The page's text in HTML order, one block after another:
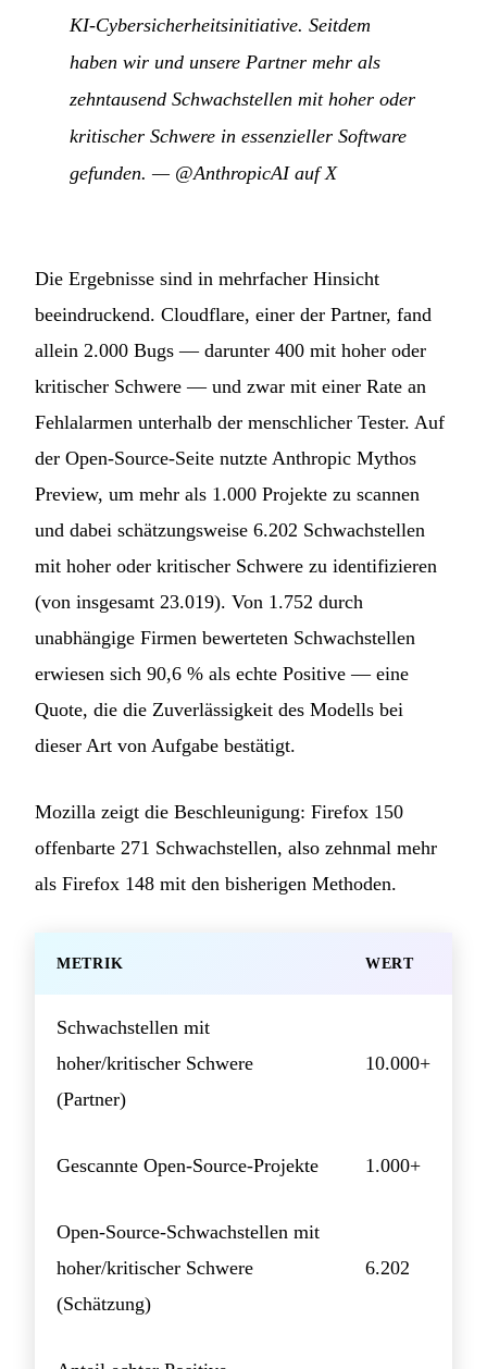
KI-Cybersicherheitsinitiative. Seitdem
haben wir und unsere Partner mehr als
zehntausend Schwachstellen mit hoher oder
kritischer Schwere in essenzieller Software
gefunden. — @AnthropicAI auf X
Die Ergebnisse sind in mehrfacher Hinsicht
beeindruckend. Cloudflare, einer der Partner, fand
allein 2.000 Bugs — darunter 400 mit hoher oder
kritischer Schwere — und zwar mit einer Rate an
Fehlalarmen unterhalb der menschlicher Tester. Auf
der Open-Source-Seite nutzte Anthropic Mythos
Preview, um mehr als 1.000 Projekte zu scannen
und dabei schätzungsweise 6.202 Schwachstellen
mit hoher oder kritischer Schwere zu identifizieren
(von insgesamt 23.019). Von 1.752 durch
unabhängige Firmen bewerteten Schwachstellen
erwiesen sich 90,6 % als echte Positive — eine
Quote, die die Zuverlässigkeit des Modells bei
dieser Art von Aufgabe bestätigt.
Mozilla zeigt die Beschleunigung: Firefox 150
offenbarte 271 Schwachstellen, also zehnmal mehr
als Firefox 148 mit den bisherigen Methoden.
METRIK WERT
Schwachstellen mit
hoher/kritischer Schwere
(Partner)
10.000+
Gescannte Open-Source-Projekte 1.000+
Open-Source-Schwachstellen mit
hoher/kritischer Schwere
(Schätzung)
6.202